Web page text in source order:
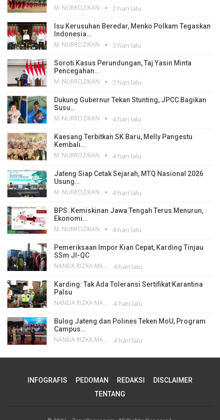
M. NURROZIKAN 2 hari lalu
Isu Kerusuhan Beredar, Menko Polkam Tegaskan
Indonesia…
M. NURROZIKAN 3 hari lalu
Soroti Kasus Perundungan, Taj Yasin Minta
Pencegahan…
M. NURROZIKAN 3 hari lalu
Dukung Gubernur Tekan Stunting, JPCC Bagikan
Susu…
M. NURROZIKAN 4 hari lalu
Kaesang Terbitkan SK Baru, Melly Pangestu
Kembali…
M. NURROZIKAN 4 hari lalu
Jateng Siap Cetak Sejarah, MTQ Nasional 2026
Usung…
M. NURROZIKAN 4 hari lalu
BPS: Kemiskinan Jawa Tengah Terus Menurun,
Ekonomi…
M. NURROZIKAN 4 hari lalu
Pemeriksaan Impor Kian Cepat, Karding Tinjau
SSm JI-QC
NANDA RIZKA MAHENDRA 4 hari lalu
Karding: Tak Ada Toleransi Sertifikat Karantina
Palsu
NANDA RIZKA MAHENDRA 4 hari lalu
Bulog Jateng dan Polines Teken MoU, Program
Campus…
NANDA RIZKA MAHENDRA 4 hari lalu
INFOGRAFIS PEDOMAN REDAKSI
DISCLAIMER
TENTANG